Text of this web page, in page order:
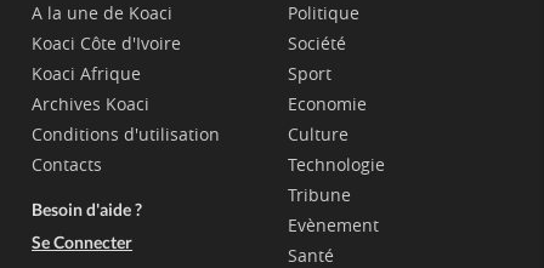
A la une de Koaci
Koaci Côte d'Ivoire
Koaci Afrique
Archives Koaci
Conditions d'utilisation
Contacts
Besoin d'aide ?
Se Connecter
Politique
Société
Sport
Economie
Culture
Technologie
Tribune
Evènement
Santé